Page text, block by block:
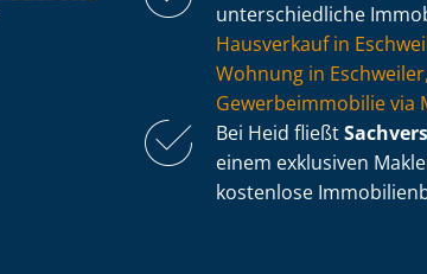
un­ter­schied­li­che
Hausverkauf in
Wohnung in
Ge­wer­be­im­mo­bi­lie via
Bei Heid fließt
einem exklusiven
kostenlose